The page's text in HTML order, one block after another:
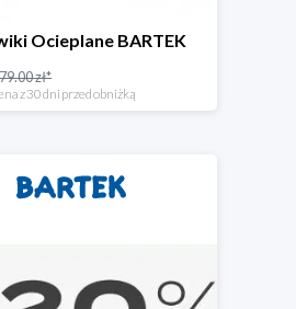
Ocieplane BARTEK
zł*
z 30 dni przed obniżką